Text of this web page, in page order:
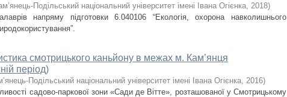
Подільський національний університет імені Івана Огієнка, 2018)
напряму підготовки 6.040106 “Екологія, охорона навколишнього
смотрицького каньйону в межах м. Кам’янця
період)
Подільський національний університет імені Івана Огієнка, 2016)
садово-паркової зони «Сади де Вітте», розташованої у Смотрицькому